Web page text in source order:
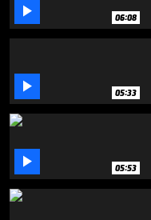
 06:08
 05:33
 05:53